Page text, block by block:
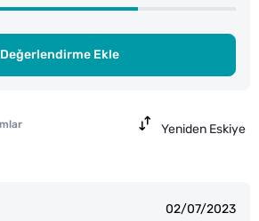
Değerlendirme Ekle
Yeniden Eskiye
02/07/2023